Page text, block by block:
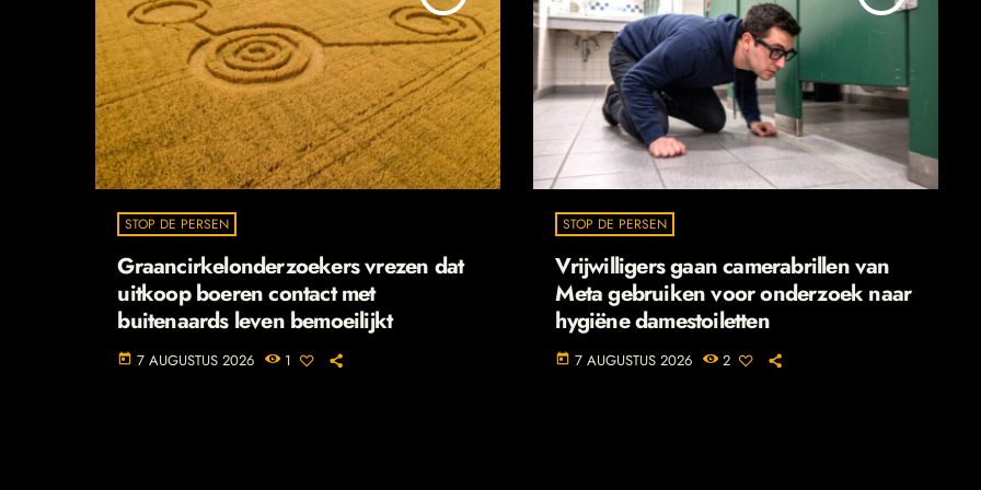
STOP DE PERSEN
Graancirkelonderzoekers vrezen dat
uitkoop boeren contact met
buitenaards leven bemoeilijkt
today 7 AUGUSTUS 2026 1
STOP DE PERSEN
Vrijwilligers gaan camerabrillen van
Meta gebruiken voor onderzoek naar
hygiëne damestoiletten
today 7 AUGUSTUS 2026 2